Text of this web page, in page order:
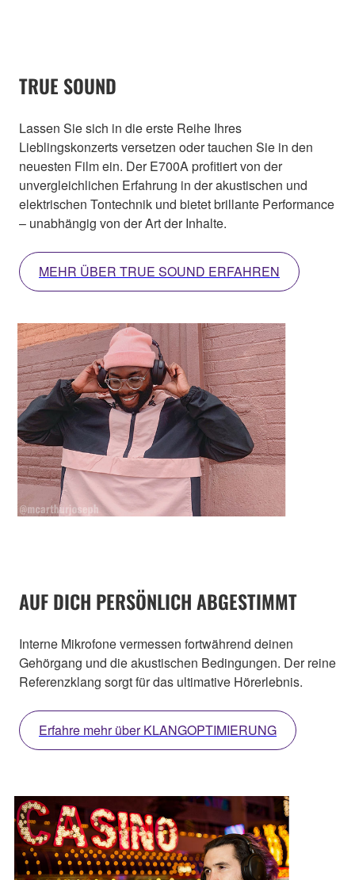
TRUE SOUND
Lassen Sie sich in die erste Reihe Ihres
Lieblingskonzerts versetzen oder tauchen Sie in den
neuesten Film ein. Der E700A profitiert von der
unvergleichlichen Erfahrung in der akustischen und
elektrischen Tontechnik und bietet brillante Performance
– unabhängig von der Art der Inhalte.
MEHR ÜBER TRUE SOUND ERFAHREN
AUF DICH PERSÖNLICH ABGESTIMMT
Interne Mikrofone vermessen fortwährend deinen
Gehörgang und die akustischen Bedingungen. Der reine
Referenzklang sorgt für das ultimative Hörerlebnis.
Erfahre mehr über KLANGOPTIMIERUNG